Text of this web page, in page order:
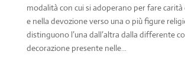
modalità con cui si adoperano per fare carità
e nella devozione verso una o più figure
distinguono l’una dall’altra dalla differente
decorazione presente nelle...